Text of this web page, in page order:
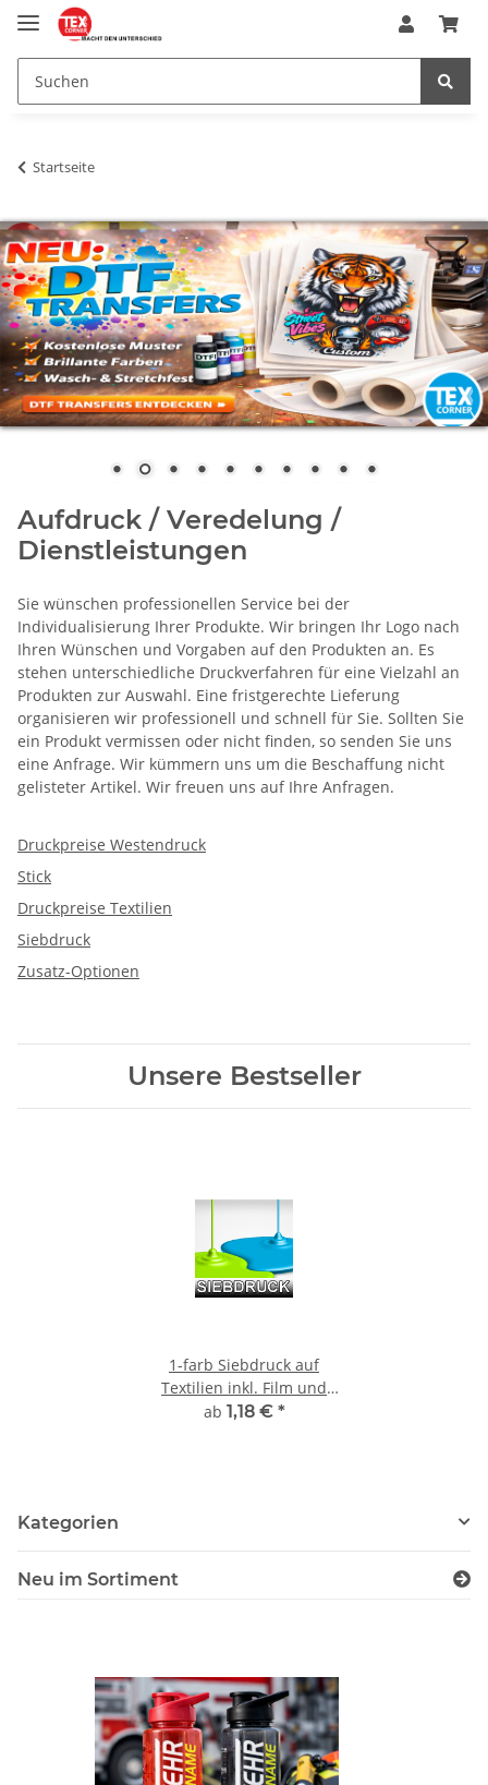
Startseite
Aufdruck / Veredelung /
Dienstleistungen
Sie wünschen professionellen Service bei der
Individualisierung Ihrer Produkte. Wir bringen Ihr Logo nach
Ihren Wünschen und Vorgaben auf den Produkten an. Es
stehen unterschiedliche Druckverfahren für eine Vielzahl an
Produkten zur Auswahl. Eine fristgerechte Lieferung
organisieren wir professionell und schnell für Sie. Sollten Sie
ein Produkt vermissen oder nicht finden, so senden Sie uns
eine Anfrage. Wir kümmern uns um die Beschaffung nicht
gelisteter Artikel. Wir freuen uns auf Ihre Anfragen.
Druckpreise Westendruck
Stick
Druckpreise Textilien
Siebdruck
Zusatz-Optionen
Unsere Bestseller
1-farb Siebdruck auf
Textilien inkl. Film und
Sieberstellung
ab 1,18 € *
Kategorien
Neu im Sortiment